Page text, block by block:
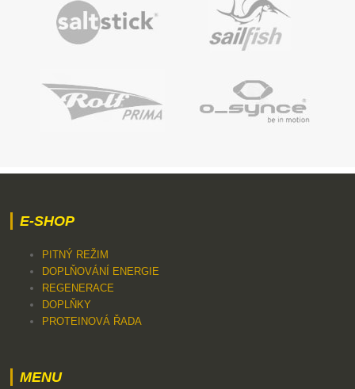
E-SHOP
PITNÝ REŽIM
DOPLŇOVÁNÍ ENERGIE
REGENERACE
DOPLŇKY
PROTEINOVÁ ŘADA
MENU